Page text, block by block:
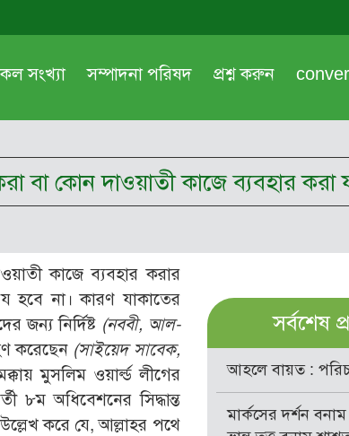
সংখ্যা সম্পাদনা পরিষদ প্রশ্ন করুন
বা কোন দাওয়াতী কাজে ব্যবহার করা
কাজে ব্যবহার করার
হবে না। কারণ যাকাতের
জন্য নির্দিষ্ট (নববী, আল-
করেছেন (সাইয়েদ সাবেক,
মুসলিম ওয়ার্ল্ড লীগের
৮ম অধিবেশনের সিদ্ধান্ত
করে যে, আল্লাহর পথে
সর্বশেষ
আহলে বায়ত :
মার্কসের দর্শন